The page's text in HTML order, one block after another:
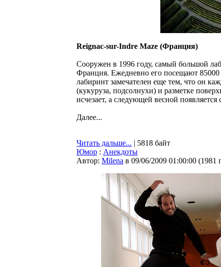
Reignac-sur-Indre Maze (Франция)
Сооружен в 1996 году, самый большой
Франция. Ежедневно его посещают 85000
лабиринт замечателен еще тем, что он
(кукуруза, подсолнухи) и разметке
исчезает, а следующей весной появляется
Далее...
Читать дальше... | 5818 байт
Юмор : Анекдоты
Автор: Milena в 09/06/2009 01:00:00 (1981